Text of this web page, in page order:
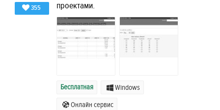
355
проектами.
Бесплатная Windows
Онлайн сервис